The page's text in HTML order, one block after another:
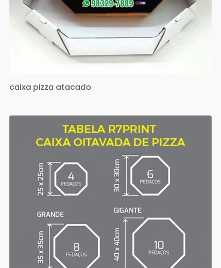
caixa pizza atacado